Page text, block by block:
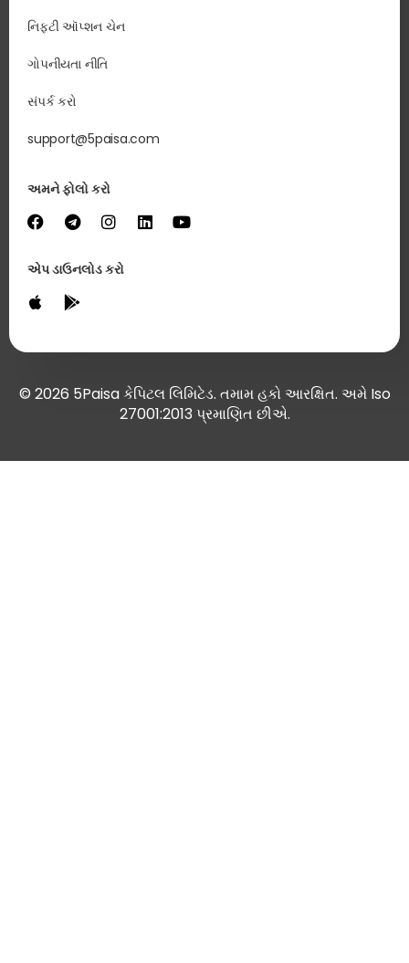
નિફ્ટી ઑપ્શન ચેન
ગોપનીયતા નીતિ
સંપર્ક કરો
support@5paisa.com
અમને ફોલો કરો
એપ ડાઉનલોડ કરો
© 2026 5Paisa કેપિટલ લિમિટેડ. તમામ હકો આરક્ષિત. અમે Iso
27001:2013 પ્રમાણિત છીએ.